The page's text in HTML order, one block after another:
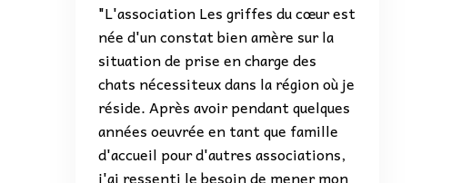
"L'association Les griffes du cœur est
née d'un constat bien amère sur la
situation de prise en charge des
chats nécessiteux dans la région où je
réside. Après avoir pendant quelques
années oeuvrée en tant que famille
d'accueil pour d'autres associations,
j'ai ressenti le besoin de mener mon